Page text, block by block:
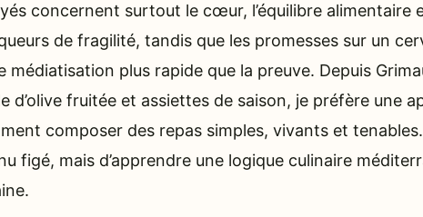
concernent surtout le cœur, l’équilibre alimentaire
de fragilité, tandis que les promesses sur un
médiatisation plus rapide que la preuve. Depuis
d’olive fruitée et assiettes de saison, je préfère une
composer des repas simples, vivants et tenables.
figé, mais d’apprendre une logique culinaire